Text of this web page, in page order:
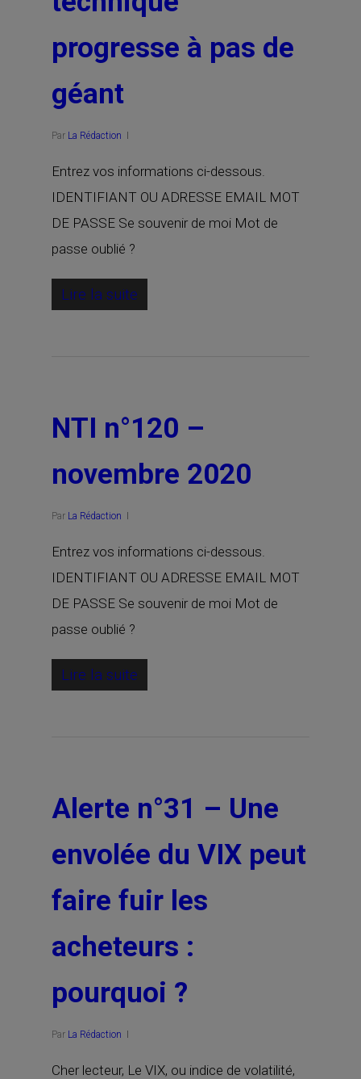
progresse à pas de
géant
Par La Rédaction
Entrez vos informations ci-dessous.
IDENTIFIANT OU ADRESSE EMAIL MOT
DE PASSE Se souvenir de moi Mot de
passe oublié ?
Lire la suite
NTI n°120 –
novembre 2020
Par La Rédaction
Entrez vos informations ci-dessous.
IDENTIFIANT OU ADRESSE EMAIL MOT
DE PASSE Se souvenir de moi Mot de
passe oublié ?
Lire la suite
Alerte n°31 – Une
envolée du VIX peut
faire fuir les
acheteurs :
pourquoi ?
Par La Rédaction
Cher lecteur, Le VIX, ou indice de volatilité,